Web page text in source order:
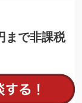
まで非課税